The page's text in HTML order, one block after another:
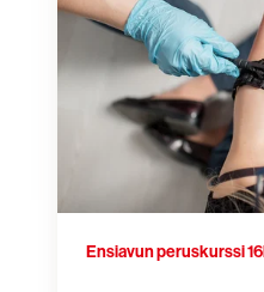
Ensiavun peruskurssi